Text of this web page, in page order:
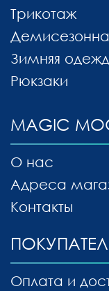
MAGIC
О нас
Адреса
Контакты
Трикотаж
Зимняя
Рюкзаки
Оплата и